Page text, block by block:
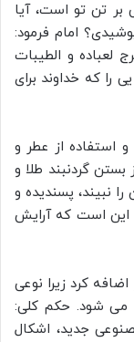
تن تو است، آیا
امام فرمود:
لعباده و الطیبات
را که خداوند برای
و استفاده از عطر و
گردنبند طلا و
نبیند، پسندیده و
این است که آرایش
اضافه کرد زیرا نوعی
می شود. حکم کلی:
جدید، اشکال